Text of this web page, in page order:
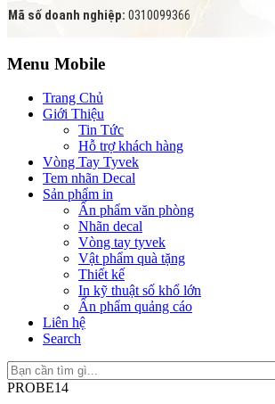
Mã số doanh nghiệp: 0310099366
Menu Mobile
Trang Chủ
Giới Thiệu
Tin Tức
Hỗ trợ khách hàng
Vòng Tay Tyvek
Tem nhãn Decal
Sản phẩm in
Ấn phẩm văn phòng
Nhãn decal
Vòng tay tyvek
Vật phẩm quà tặng
Thiết kế
In kỹ thuật số khổ lớn
Ấn phẩm quảng cáo
Liên hệ
Search